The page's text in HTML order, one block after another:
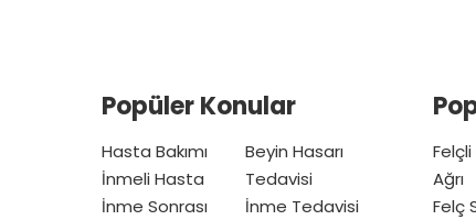
Popüler Konular
Hasta Bakımı
İnmeli Hasta
İnme Sonrası
Beyin Hasarı
Tedavisi
İnme Tedavisi
Ağrı
Felç